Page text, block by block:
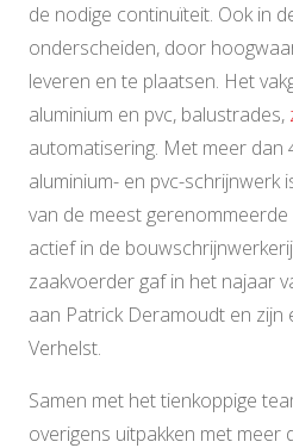
de nodige continuïteit. Ook in
onderscheiden, door
leveren en te plaatsen. Het
aluminium en pvc, balustrades,
automatisering. Met meer dan
aluminium- en pvc-schrijnwerk
van de meest
actief in de
zaakvoerder gaf in het najaar
aan Patrick Deramoudt en zijn
Verhelst.
Samen met het tienkoppige
overigens uitpakken met meer